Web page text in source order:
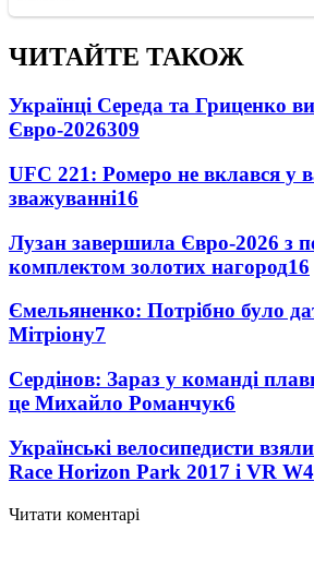
ЧИТАЙТЕ ТАКОЖ
Українці Середа та Гриценко
Євро-2026309
UFC 221: Ромеро не вклався у
зважуванні16
Лузан завершила Євро-2026 з
комплектом золотих нагород16
Ємельяненко: Потрібно було
Мітріону7
Сердінов: Зараз у команді
це Михайло Романчук6
Українські велосипедисти
Race Horizon Park 2017 і VR W4
Читати коментарі